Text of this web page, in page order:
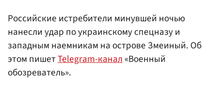
Российские истребители минувшей ночью
нанесли удар по украинскому спецназу и
западным наемникам на острове Змеиный. Об
этом пишетTelegram-канал«Военный
обозреватель».